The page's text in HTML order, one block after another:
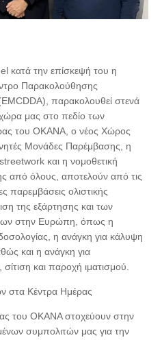
κατά την επίσκεψή του η
Παρακολούθησης
παρακολουθεί στενά
μας στο πεδίο των
του ΟΚΑΝΑ, ο νέος Χώρος
Μονάδες Παρέμβασης, η
και η νομοθετική
από όλους, αποτελούν από τις
παρεμβάσεις ολιστικής
της εξάρτησης και των
στην Ευρώπη, όπως η
η ανάγκη για κάλυψη
και η ανάγκη για
και παροχή ιματισμού.
στα Κέντρα Ημέρας
του ΟΚΑΝΑ στοχεύουν στην
συμπολιτών μας για την